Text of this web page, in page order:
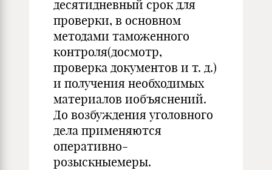
десятидневный срок для
проверки, в основном
методами таможенного
контроля(досмотр,
проверка документов и т. д.)
и получения необходимых
материалов иобъяснений.
До возбуждения уго­ловного
дела применяются
оперативно-
розыскныемеры.